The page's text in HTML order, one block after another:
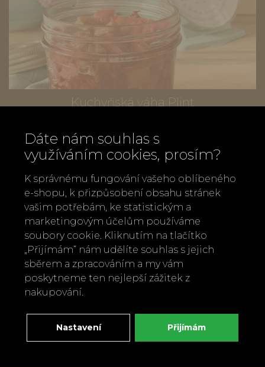
Kuchyňská váha Plint
Dáte nám souhlas s
využíváním cookies, prosím?
K správnému fungování vašeho oblíbeného
e-shopu, k přizpůsobení obsahu stránek
vašim potřebám, ke statistickým a
marketingovým účelům používáme
soubory cookie. Kliknutím na tlačítko
„Přijímám“ nám udělíte souhlas s jejich
sběrem a zpracováním a my vám
poskytneme ten nejlepší zážitek z
nakupování.
Nastavení Přijímám